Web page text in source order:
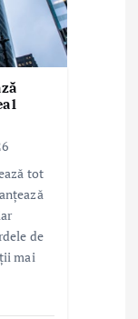
tot
de
mai